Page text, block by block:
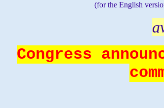
(for the English
Congress